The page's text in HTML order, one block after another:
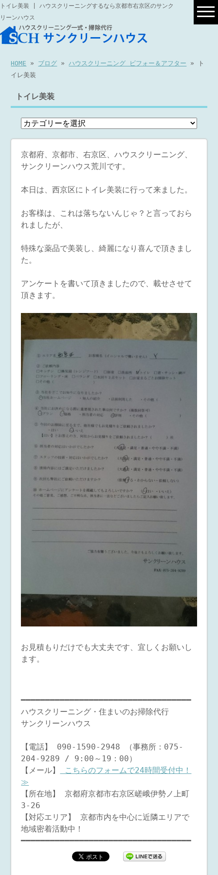
トイレ美装 | ハウスクリーニングするなら京都市右京区のサンク
リーンハウス
HOME » ブログ »ハウスクリーニング ビフォー＆アフター » ト
イレ美装
トイレ美装
京都府、京都市、右京区、ハウスクリーニング、
サンクリーンハウス荒川です。
本日は、西京区にトイレ美装に行って来ました。
お客様は、これは落ちないんじゃ？と言っておら
れましたが、
特殊な薬品で美装し、綺麗になり喜んで頂きまし
た。
アンケートを書いて頂きましたので、載せさせて
頂きます。
お見積もりだけでも大丈夫です、宜しくお願いし
ます。
━━━━━━━━━━━━━━━━━━━━━━━━━━━━━━━━━━━
ハウスクリーニング・住まいのお掃除代行
サンクリーンハウス
【電話】 090-1590-2948 （事務所：075-
204-9289 / 9:00～19：00）
【メール】
こちらのフォームで24時間受付中！
≫
【所在地】 京都府京都市右京区嵯峨伊勢ノ上町
3-26
【対応エリア】 京都市内を中心に近隣エリアで
地域密着活動中！
━━━━━━━━━━━━━━━━━━━━━━━━━━━━━━━━━━━